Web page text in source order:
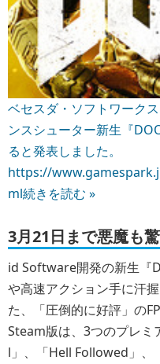
ベセスダ・ソフトワーク
ンスシューター新生『
ると発表しました。
https://
ml続きを読む »
3月21日まで悪魔も
id Software開発の新生『
や高速アクション手に汗
た、「圧倒的に好評」の
Steam版は、3つのプレミ
l」、「Hell Followed」、